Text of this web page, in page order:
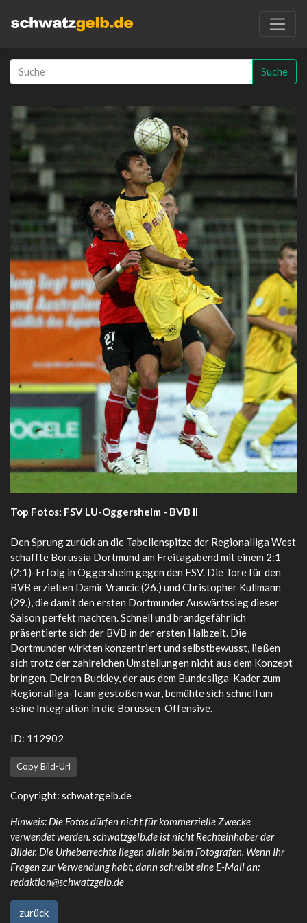
Suche
Top Fotos: FSV LU-Oggersheim - BVB II
Den Sprung zurück an die Tabellenspitze der Regionalliga West
schaffte Borussia Dortmund am Freitagabend mit einem 2:1
(2:1)-Erfolg in Oggersheim gegen den FSV. Die Tore für den
BVB erzielten Damir Vrancic (26.) und Christopher Kullmann
(29.), die damit den ersten Dortmunder Auswärtssieg dieser
Saison perfekt machten. Schnell und brandgefährlich
präsentierte sich der BVB in der ersten Halbzeit. Die
Dortmunder wirkten konzentriert und selbstbewusst, ließen
sich trotz der zahlreichen Umstellungen nicht aus dem Konzept
bringen. Delron Buckley, der aus dem Bundesliga-Kader zum
Regionalliga-Team gestoßen war, bemühte sich schnell um
seine Integration in die Borussen-Offensive.
ID: 112902
Copy Bild-Url
Copyright: schwatzgelb.de
Hinweis: Die Fotos dürfen nicht für kommerzielle Zwecke
verwendet werden. schwatzgelb.de ist nicht Rechteinhaber der
Bilder. Die Urheberrechte liegen allein beim Fotografen. Wenn Ihr
Fragen zur Verwendung habt, dann schreibt eine E-Mail an:
redaktion@schwatzgelb.de
zurück